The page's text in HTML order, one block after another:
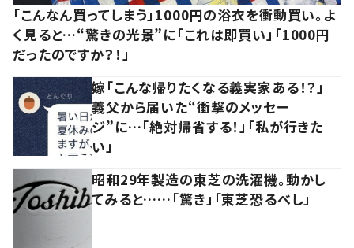
「こんなん買ってしまう」1000円の浴衣を衝動買い。よ
く見ると…“驚きの光景”に「これは即買い」「1000円
だったのですか？！」
嫁「こんな帰りたくなる義実家ある！？」
義父から届いた“衝撃のメッセー
ジ”に…「絶対帰省する！」「私が行きた
い」
昭和29年製造の東芝の洗濯機。動かし
てみると……「驚き」「東芝恐るべし」